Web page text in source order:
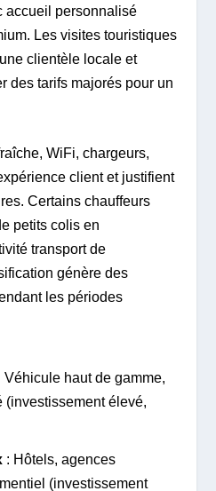
accueil personnalisé
Les visites touristiques
clientèle locale et
des tarifs majorés pour un
WiFi, chargeurs,
client et justifient
Certains chauffeurs
petits colis en
transport de
génère des
les périodes
haut de gamme,
élevé,
: Hôtels, agences
(investissement